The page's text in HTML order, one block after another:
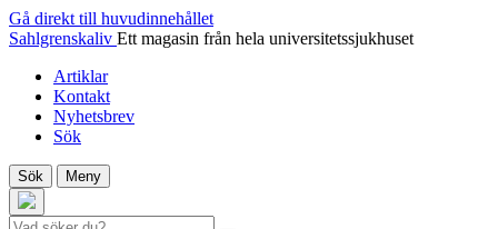
Gå direkt till huvudinnehållet
Sahlgrenskaliv Ett magasin från hela universitetssjukhuset
Artiklar
Kontakt
Nyhetsbrev
Sök
Sök Meny